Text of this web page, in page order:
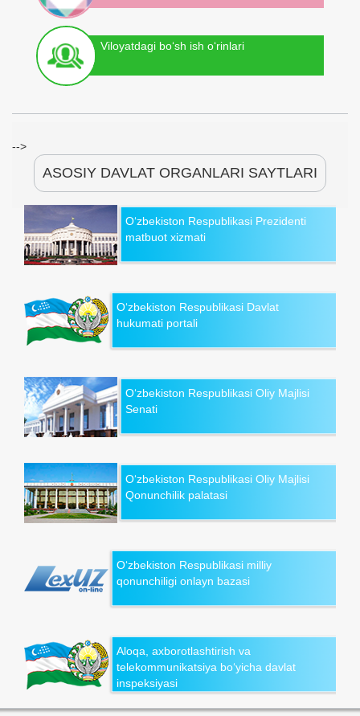
Viloyatdagi bo‘sh ish o‘rinlari
-->
ASOSIY DAVLAT ORGANLARI SAYTLARI
O‘zbekiston Respublikasi Prezidenti
matbuot xizmati
O‘zbekiston Respublikasi Davlat
hukumati portali
O‘zbekiston Respublikasi Oliy Majlisi
Senati
O‘zbekiston Respublikasi Oliy Majlisi
Qonunchilik palatasi
O‘zbekiston Respublikasi milliy
qonunchiligi onlayn bazasi
Aloqa, axborotlashtirish va
telekommunikatsiya bo‘yicha davlat
inspeksiyasi